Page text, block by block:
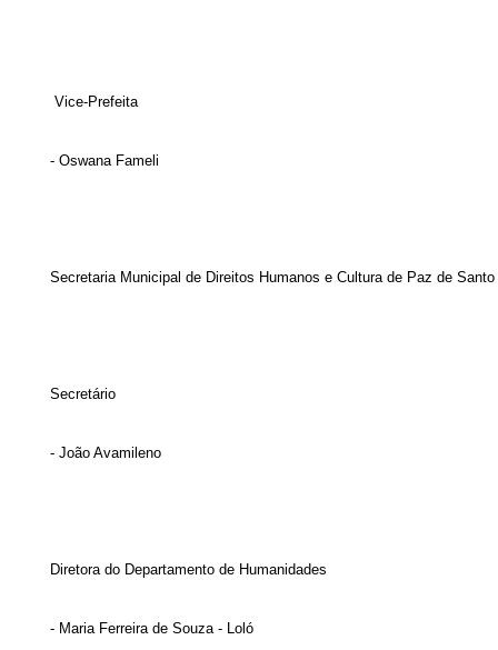
Vice-Prefeita
- Oswana Fameli
Secretaria Municipal de Direitos Humanos e Cultura de Paz de Santo
Secretário
- João Avamileno
Diretora do Departamento de Humanidades
- Maria Ferreira de Souza - Loló